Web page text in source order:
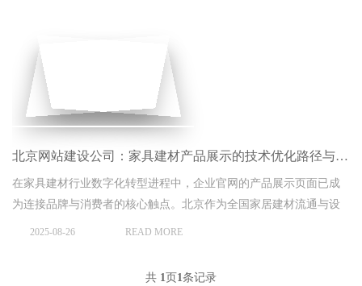
北京网站建设公司：家具建材产品展示的技术优化路径与用户体验提升策略
在家具建材行业数字化转型进程中，企业官网的产品展示页面已成
为连接品牌与消费者的核心触点。北京作为全国家居建材流通与设
计创新中心，本地网站建设公司需结合行业特性与用户需求，通过
2025-08-26 READ MORE
共 1页 1条记录